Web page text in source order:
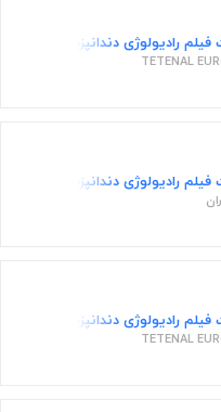
رادیولوژی دندانپزشکی
رادیولوژی دندانپزشکی داروی
فیلم رادیولوژی دندانپزشکی قرص